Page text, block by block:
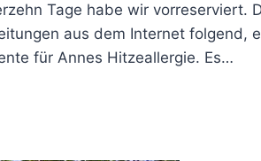
Tage habe wir vorreserviert.
aus dem Internet folgend,
für Annes Hitzeallergie. Es…